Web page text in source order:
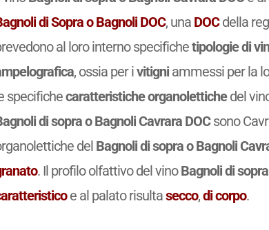
di Sopra o Bagnoli DOC, una DOCdella
al loro interno specifichetipologie di
, ossia per ivitigniammessi per la
specifichecaratteristiche organolettichedel
di sopra o Bagnoli Cavrara DOCsono
del Bagnoli di sopra o Bagnoli
. Il profilo olfattivo del vinoBagnoli di
e al palato risultasecco,di corpo.